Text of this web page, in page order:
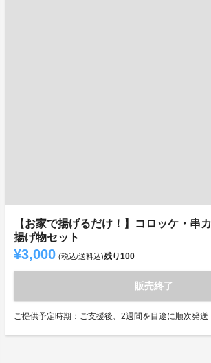
【お家で揚げるだけ！】コロッケ・串
揚げ物セット
¥3,000 (税込/送料込)残り100
販売終了
ご提供予定時期：ご支援後、2週間を目途に順次発送